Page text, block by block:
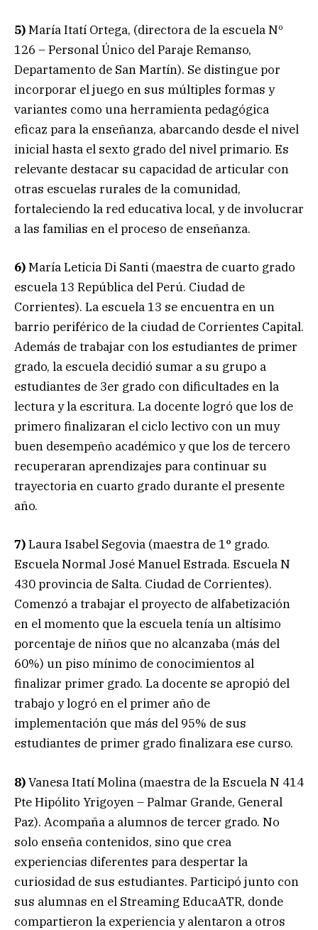
5)María Itatí Ortega, (directora de la escuela Nº
126 – Personal Único del Paraje Remanso,
Departamento de San Martín). Se distingue por
incorporar el juego en sus múltiples formas y
variantes como una herramienta pedagógica
eficaz para la enseñanza, abarcando desde el nivel
inicial hasta el sexto grado del nivel primario. Es
relevante destacar su capacidad de articular con
otras escuelas rurales de la comunidad,
fortaleciendo la red educativa local, y de involucrar
a las familias en el proceso de enseñanza.
6)María Leticia Di Santi (maestra de cuarto grado
escuela 13 República del Perú. Ciudad de
Corrientes). La escuela 13 se encuentra en un
barrio periférico de la ciudad de Corrientes Capital.
Además de trabajar con los estudiantes de primer
grado, la escuela decidió sumar a su grupo a
estudiantes de 3er grado con dificultades en la
lectura y la escritura. La docente logró que los de
primero finalizaran el ciclo lectivo con un muy
buen desempeño académico y que los de tercero
recuperaran aprendizajes para continuar su
trayectoria en cuarto grado durante el presente
año.
7)Laura Isabel Segovia (maestra de 1° grado.
Escuela Normal José Manuel Estrada. Escuela N
430 provincia de Salta. Ciudad de Corrientes).
Comenzó a trabajar el proyecto de alfabetización
en el momento que la escuela tenía un altísimo
porcentaje de niños que no alcanzaba (más del
60%) un piso mínimo de conocimientos al
finalizar primer grado. La docente se apropió del
trabajo y logró en el primer año de
implementación que más del 95% de sus
estudiantes de primer grado finalizara ese curso.
8)Vanesa Itatí Molina (maestra de la Escuela N 414
Pte Hipólito Yrigoyen – Palmar Grande, General
Paz). Acompaña a alumnos de tercer grado. No
solo enseña contenidos, sino que crea
experiencias diferentes para despertar la
curiosidad de sus estudiantes. Participó junto con
sus alumnas en el Streaming EducaATR, donde
compartieron la experiencia y alentaron a otros